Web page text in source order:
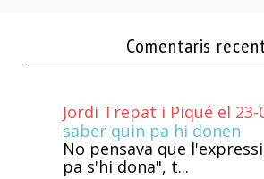
Comentaris
Jordi Trepat i Piqué el 23-
saber quin pa hi donen
No pensava que
pa s'hi dona", t...